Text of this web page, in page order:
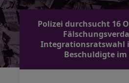
Polizei durchsucht 16
Integrationsratswahl
Beschuldigte im